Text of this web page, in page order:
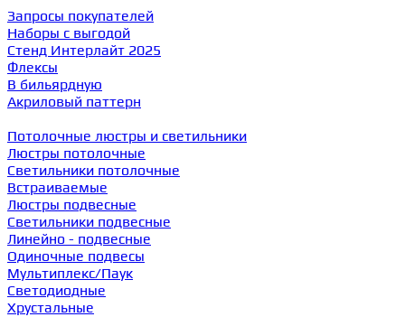
Запросы покупателей
Наборы с выгодой
Стенд Интерлайт 2025
Флексы
В бильярдную
Акриловый паттерн
Потолочные люстры и светильники
Люстры потолочные
Светильники потолочные
Встраиваемые
Люстры подвесные
Светильники подвесные
Линейно - подвесные
Одиночные подвесы
Мультиплекс/Паук
Светодиодные
Хрустальные